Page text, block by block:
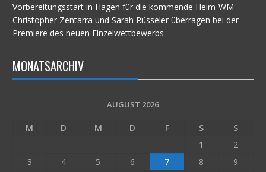
Vorbereitungsstart in Hagen für die kommende Heim-WM
Christopher Zentarra und Sarah Rüsseler überragen bei der
Premiere des neuen Einzelwettbewerbs
MONATSARCHIV
AUGUST 2026
M D M D F S
S
1
2
3
4 5 6 7 8
9